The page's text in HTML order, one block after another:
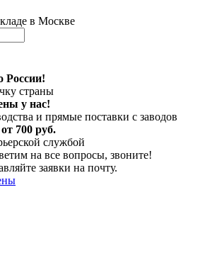
в Москве
России!
страны
у нас!
и прямые поставки с заводов
700 руб.
службой
на все вопросы, звоните!
заявки на почту.